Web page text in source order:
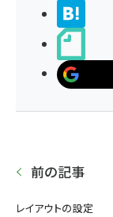
前の記事
レイアウトの設定